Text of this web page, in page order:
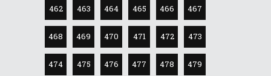
462 463 464 465 466 467
468 469 470 471 472 473
474 475 476 477 478 479